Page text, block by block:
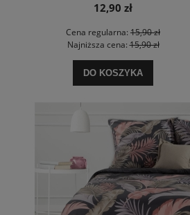
12,90 zł
Cena regularna: 15,90 zł
Najniższa cena:15,90 zł
DO KOSZYKA